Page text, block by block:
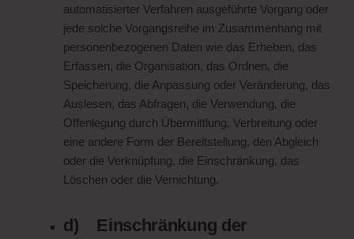
automatisierter Verfahren ausgeführte Vorgang oder
jede solche Vorgangsreihe im Zusammenhang mit
personenbezogenen Daten wie das Erheben, das
Erfassen, die Organisation, das Ordnen, die
Speicherung, die Anpassung oder Veränderung, das
Auslesen, das Abfragen, die Verwendung, die
Offenlegung durch Übermittlung, Verbreitung oder
eine andere Form der Bereitstellung, den Abgleich
oder die Verknüpfung, die Einschränkung, das
Löschen oder die Vernichtung.
d) Einschränkung der